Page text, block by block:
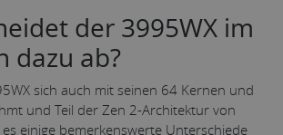
der 3995WX im
dazu ab?
sich auch mit seinen 64 Kernen und
und Teil der Zen 2-Architektur von
einige bemerkenswerte Unterschiede